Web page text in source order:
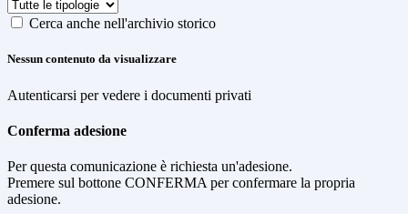
Cerca anche nell'archivio storico
Nessun contenuto da visualizzare
Autenticarsi per vedere i documenti privati
Conferma adesione
Per questa comunicazione è richiesta un'adesione.
Premere sul bottone CONFERMA per confermare la propria
adesione.